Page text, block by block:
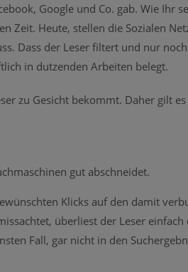
Google und Co. gab. Wie Ihr
Zeit. Heute, stellen die Sozialen
Dass der Leser filtert und nur
in dutzenden Arbeiten belegt.
zu Gesicht bekommt. Daher gilt
gut abschneidet.
Klicks auf den damit
überliest der Leser einfach
Fall, gar nicht in den